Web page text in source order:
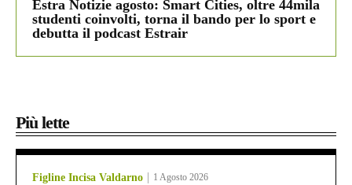
Estra Notizie agosto: Smart Cities, oltre 44mila
studenti coinvolti, torna il bando per lo sport e
debutta il podcast Estrair
Più lette
Figline Incisa Valdarno 1 Agosto 2026